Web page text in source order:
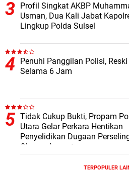
Profil Singkat AKBP
Usman, Dua Kali Jabat
Lingkup Polda Sulsel
Penuhi Panggilan Polisi,
Selama 6 Jam
Tidak Cukup Bukti, Propam
Utara Gelar Perkara Hentikan
Penyelidikan Dugaan
Oknum Anggota
TERPOPULER